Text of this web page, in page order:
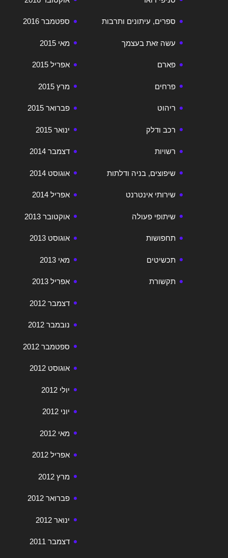
ספטמבר 2016
מאי 2015
אפריל 2015
מרץ 2015
פברואר 2015
ינואר 2015
דצמבר 2014
אוגוסט 2014
אפריל 2014
אוקטובר 2013
אוגוסט 2013
מאי 2013
אפריל 2013
דצמבר 2012
נובמבר 2012
ספטמבר 2012
אוגוסט 2012
יולי 2012
יוני 2012
מאי 2012
אפריל 2012
מרץ 2012
פברואר 2012
ינואר 2012
דצמבר 2011
ספרים, עיתונים ותרבות
עשה זאת בעצמך
פארם
פרחים
ריהוט
רכב ודלק
רשויות
שיפוצים, בניה ודלתות
שירותי אינטרנט
שיתופי פעולה
תחפושות
תכשיטים
תקשורת